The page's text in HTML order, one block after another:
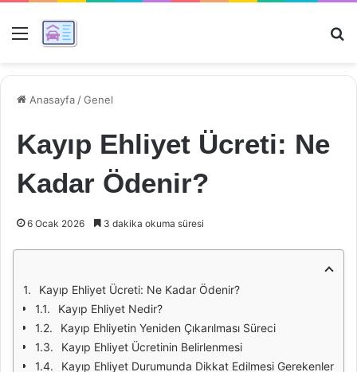
Menü
Anasayfa /Genel
Kayıp Ehliyet Ücreti: Ne
Kadar Ödenir?
6 Ocak 2026 3 dakika okuma süresi
Kayıp Ehliyet Ücreti: Ne Kadar Ödenir?
Kayıp Ehliyet Nedir?
Kayıp Ehliyetin Yeniden Çıkarılması Süreci
Kayıp Ehliyet Ücretinin Belirlenmesi
Kayıp Ehliyet Durumunda Dikkat Edilmesi Gerekenler